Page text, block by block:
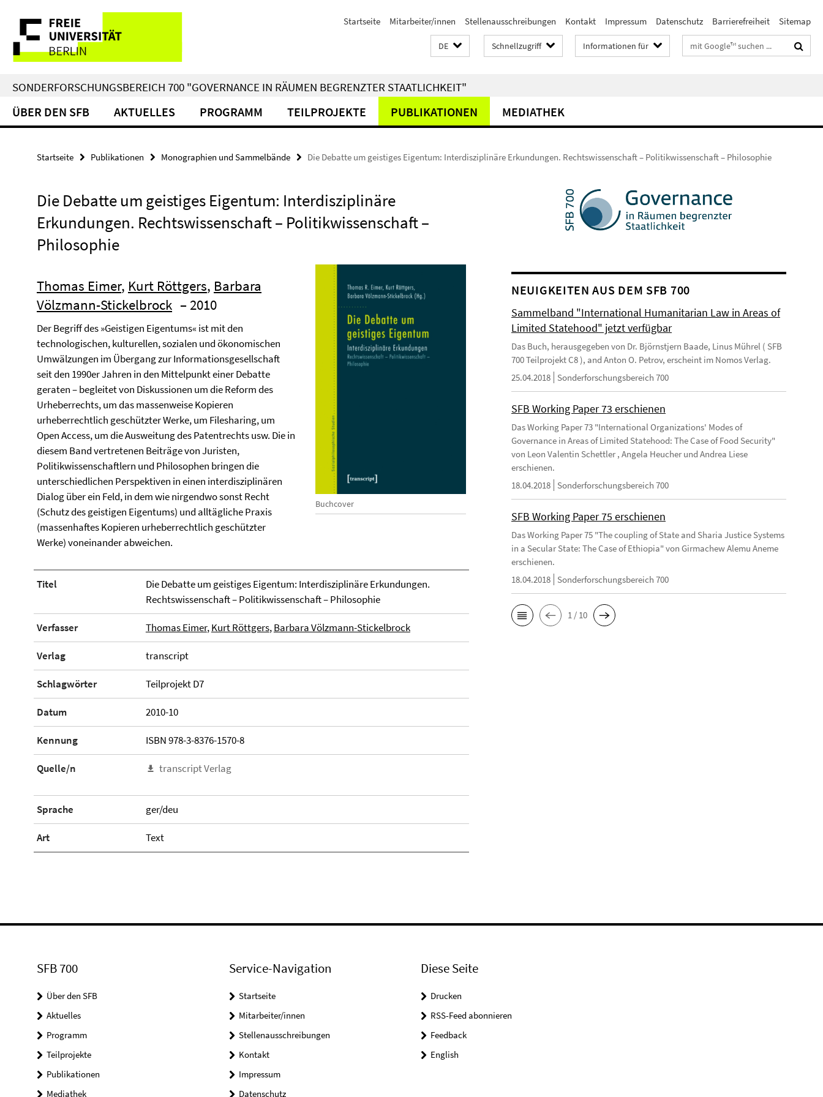
direkt
Inhalt
Service-
Navigation
Startseite Mitarbeiter/innen Stellenausschreibungen Kontakt Impressum Datenschutz Barrierefreiheit Sitemap
DE Schnellzugriff Informationen für Suchbegriffe
SONDERFORSCHUNGSBEREICH 700 "GOVERNANCE IN RÄUMEN BEGRENZTER STAATLICHKEIT"
ÜBER DEN SFB AKTUELLES PROGRAMM TEILPROJEKTE PUBLIKATIONEN MEDIATHEK
Startseite Publikationen Monographien und Sammelbände Die Debatte um geistiges Eigentum: Interdisziplinäre Erkundungen. Rechtswissenschaft – Politikwissenschaft – Philosophie
Die Debatte um geistiges Eigentum: Interdisziplinäre
Erkundungen. Rechtswissenschaft – Politikwissenschaft –
Philosophie
Buchcover
Thomas Eimer, Kurt Röttgers, Barbara
Völzmann-Stickelbrock – 2010
Der Begriff des »Geistigen Eigentums« ist mit den
technologischen, kulturellen, sozialen und ökonomischen
Umwälzungen im Übergang zur Informationsgesellschaft
seit den 1990er Jahren in den Mittelpunkt einer Debatte
geraten – begleitet von Diskussionen um die Reform des
Urheberrechts, um das massenweise Kopieren
urheberrechtlich geschützter Werke, um Filesharing, um
Open Access, um die Ausweitung des Patentrechts usw. Die in
diesem Band vertretenen Beiträge von Juristen,
Politikwissenschaftlern und Philosophen bringen die
unterschiedlichen Perspektiven in einen interdisziplinären
Dialog über ein Feld, in dem wie nirgendwo sonst Recht
(Schutz des geistigen Eigentums) und alltägliche Praxis
(massenhaftes Kopieren urheberrechtlich geschützter
Werke) voneinander abweichen.
Titel
Die Debatte um geistiges Eigentum: Interdisziplinäre Erkundungen.
Rechtswissenschaft – Politikwissenschaft – Philosophie
Verfasser Thomas Eimer,Kurt Röttgers,Barbara Völzmann-Stickelbrock
Verlag transcript
Schlagwörter Teilprojekt D7
Datum 2010-10
Kennung ISBN 978-3-8376-1570-8
Quelle/n transcript Verlag
Sprache ger/deu
Art Text
NEUIGKEITEN AUS DEM SFB 700
Sammelband "International Humanitarian Law in Areas of
Limited Statehood" jetzt verfügbar
Das Buch, herausgegeben von Dr. Björnstjern Baade, Linus Mührel ( SFB
700 Teilprojekt C8 ), and Anton O. Petrov, erscheint im Nomos Verlag.
25.04.2018
Sonderforschungsbereich 700
SFB Working Paper 73 erschienen
Das Working Paper 73 "International Organizations' Modes of
Governance in Areas of Limited Statehood: The Case of Food Security"
von Leon Valentin Schettler , Angela Heucher und Andrea Liese
erschienen.
18.04.2018
Sonderforschungsbereich 700
SFB Working Paper 75 erschienen
Das Working Paper 75 "The coupling of State and Sharia Justice Systems
in a Secular State: The Case of Ethiopia" von Girmachew Alemu Aneme
erschienen.
18.04.2018
Sonderforschungsbereich 700
1 / 10
SFB 700
Über den SFB
Aktuelles
Programm
Teilprojekte
Publikationen
Mediathek
Service-Navigation
Startseite
Mitarbeiter/innen
Stellenausschreibungen
Kontakt
Impressum
Datenschutz
Diese Seite
Drucken
RSS-Feed abonnieren
Feedback
English